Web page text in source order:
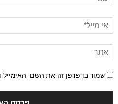
שמור בדפדפן זה את השם, האימייל